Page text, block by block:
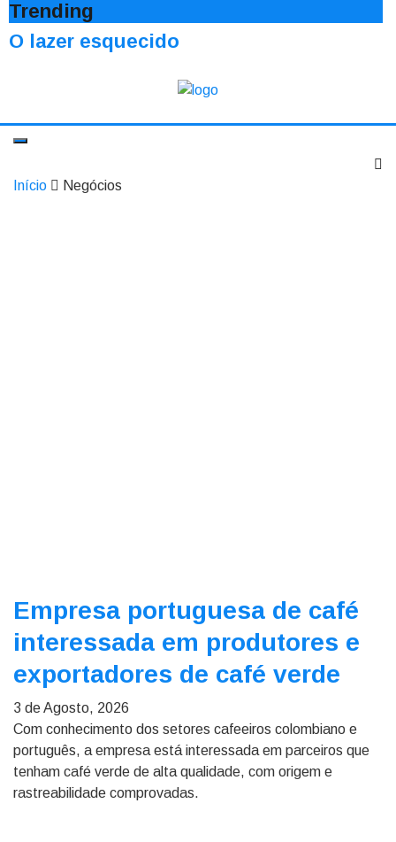
Trending
O lazer esquecido
Início Negócios
Empresa portuguesa de café
interessada em produtores e
exportadores de café verde
3 de Agosto, 2026
Com conhecimento dos setores cafeeiros colombiano e
português, a empresa está interessada em parceiros que
tenham café verde de alta qualidade, com origem e
rastreabilidade comprovadas.